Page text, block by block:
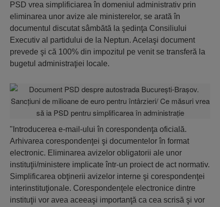
PSD vrea simplificiarea în domeniul administrativ prin
eliminarea unor avize ale ministerelor, se arată în
documentul discutat sâmbătă la şedinţa Consiliului
Executiv al partidului de la Neptun. Acelaşi document
prevede şi că 100% din impozitul pe venit se transferă la
bugetul administraţiei locale.
"Introducerea e-mail-ului în corespondenţa oficială.
Arhivarea corespondenţei şi documentelor în format
electronic. Eliminarea avizelor obligatorii ale unor
instituţii/ministere implicate într-un proiect de act normativ.
Simplificarea obţinerii avizelor interne şi corespondenţei
interinstituţionale. Corespondenţele electronice dintre
instituţii vor avea aceeaşi importanţă ca cea scrisă şi vor